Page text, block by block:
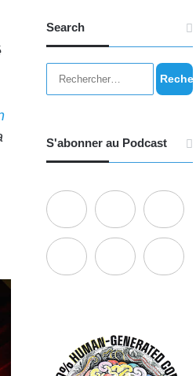
Search
S'abonner au Podcast